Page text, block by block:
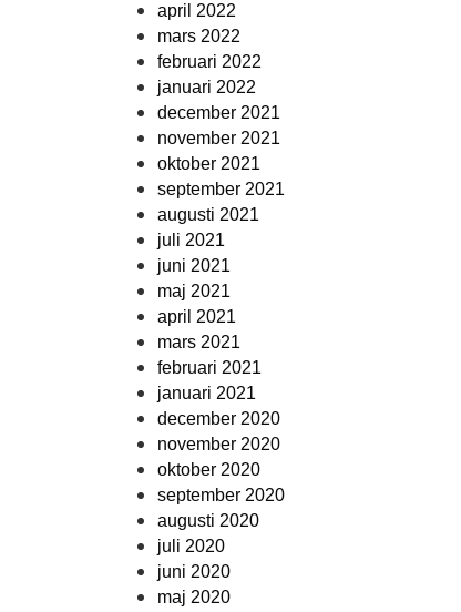
april 2022
mars 2022
februari 2022
januari 2022
december 2021
november 2021
oktober 2021
september 2021
augusti 2021
juli 2021
juni 2021
maj 2021
april 2021
mars 2021
februari 2021
januari 2021
december 2020
november 2020
oktober 2020
september 2020
augusti 2020
juli 2020
juni 2020
maj 2020